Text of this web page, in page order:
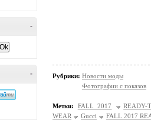
-
- Рубрики: Новости моды
Фотографии с показов
Метки: FALL 2017
READY-
WEAR
Gucci FALL 2017